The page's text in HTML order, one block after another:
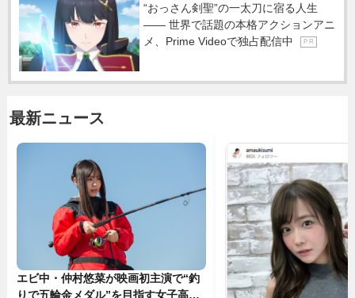
“おっさん剣聖”の一太刀に宿る人生
―― 世界で話題の本格アクションアニ
メ、Prime Videoで独占配信中
P R
最新ニュース
エビ中・仲村悠菜が映画初主演で“釣
りで五輪金メダル”を目指す女子高生